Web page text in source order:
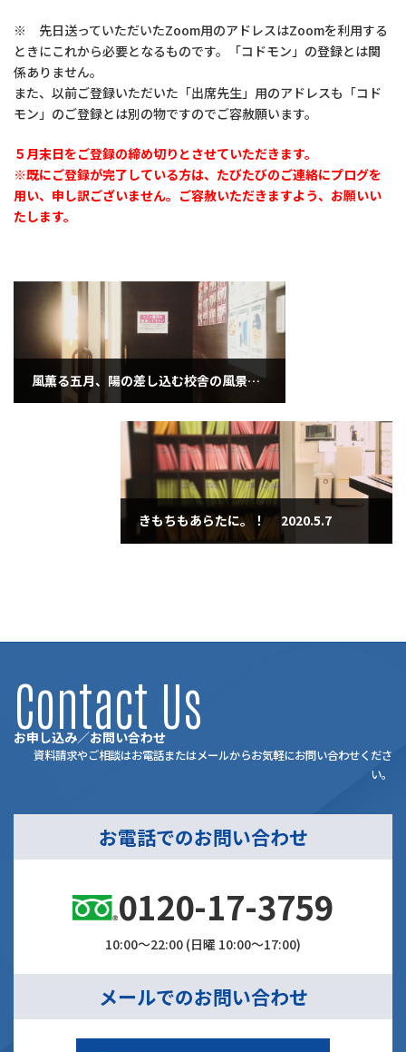
※ 先日送っていただいたZoom用のアドレスはZoomを利用する
ときにこれから必要となるものです。「コドモン」の登録とは関
係ありません。
また、以前ご登録いただいた「出席先生」用のアドレスも「コド
モン」のご登録とは別の物ですのでご容赦願います。
５月末日をご登録の締め切りとさせていただきます。
※既にご登録が完了している方は、たびたびのご連絡にプログを
用い、申し訳ございません。ご容赦いただきますよう、お願いい
たします。
風薫る五月、陽の差し込む校舎の風景を... 2020.5.1
きもちもあらたに。！ 2020.5.7
お申し込み／お問い合わせ
Contact Us
資料請求やご相談はお電話またはメールからお気軽にお問い合わせくださ
い。
お電話でのお問い合わせ
0120-17-3759
10:00～22:00 (日曜 10:00～17:00)
メールでのお問い合わせ